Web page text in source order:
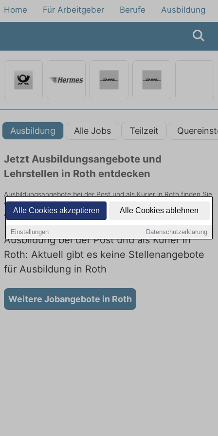
Alle Cookies akzeptieren Alle Cookies ablehnen
Einstellungen Datenschutzerklärung
Home Für Arbeitgeber Berufe Ausbildung
Ausbildung Alle Jobs Teilzeit
Jetzt Ausbildungsangebote und
Lehrstellen in Roth entdecken
Ausbildungsangebote bei der Post und als Kurier in Roth finden Sie
von namhaften Firmen. Entdecken Sie freie Optionen von Top-
Arbeitgebern und bewerben Sie sich noch heute.
Ausbildung bei der Post und als Kurier in
Roth: Aktuell gibt es keine Stellenangebote
für Ausbildung in Roth
Weitere Jobangebote in Roth